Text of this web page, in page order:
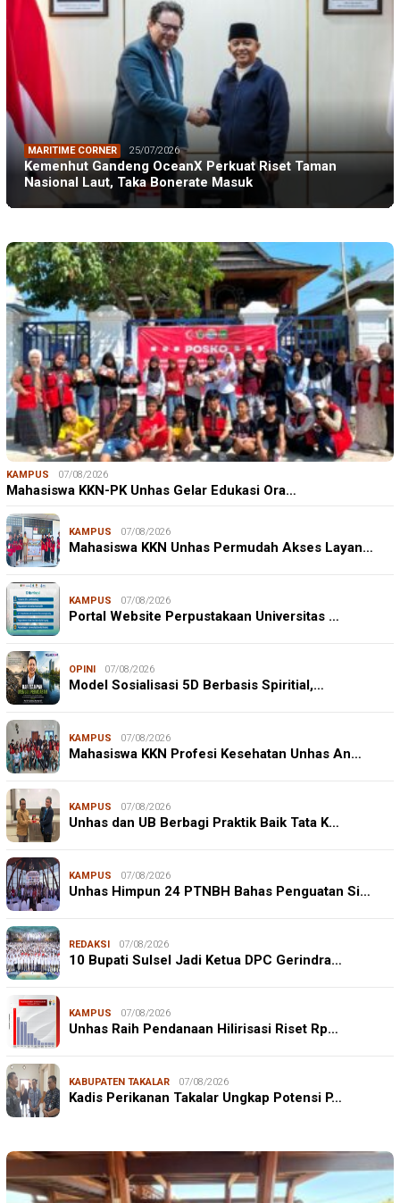
MARITIME CORNER 25/07/2026
Kemenhut Gandeng OceanX Perkuat Riset Taman
Nasional Laut, Taka Bonerate Masuk
KAMPUS 07/08/2026
Mahasiswa KKN-PK Unhas Gelar Edukasi Ora…
KAMPUS 07/08/2026
Mahasiswa KKN Unhas Permudah Akses Layan…
KAMPUS 07/08/2026
Portal Website Perpustakaan Universitas …
OPINI 07/08/2026
Model Sosialisasi 5D Berbasis Spiritial,…
KAMPUS 07/08/2026
Mahasiswa KKN Profesi Kesehatan Unhas An…
KAMPUS 07/08/2026
Unhas dan UB Berbagi Praktik Baik Tata K…
KAMPUS 07/08/2026
Unhas Himpun 24 PTNBH Bahas Penguatan Si…
REDAKSI 07/08/2026
10 Bupati Sulsel Jadi Ketua DPC Gerindra…
KAMPUS 07/08/2026
Unhas Raih Pendanaan Hilirisasi Riset Rp…
KABUPATEN TAKALAR 07/08/2026
Kadis Perikanan Takalar Ungkap Potensi P…